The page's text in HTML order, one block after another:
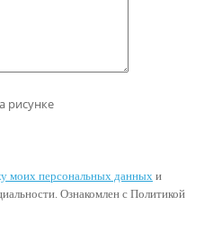
рисунке
моих персональных данных и
Ознакомлен с Политикой